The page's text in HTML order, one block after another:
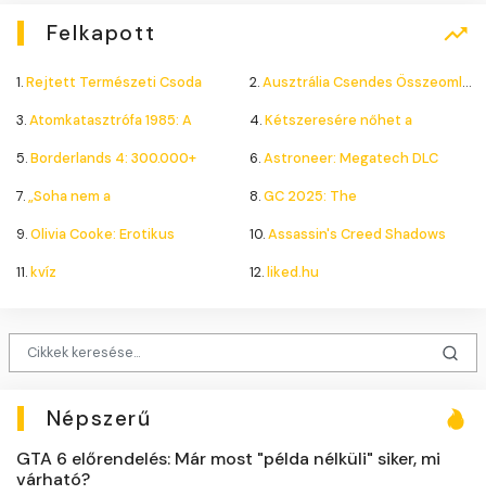
Felkapott
1.Rejtett Természeti Csoda 2.Ausztrália Csendes Összeomlása
3.Atomkatasztrófa 1985: A 4.Kétszeresére nőhet a
5.Borderlands 4: 300.000+ 6.Astroneer: Megatech DLC
7.„Soha nem a 8.GC 2025: The
9.Olivia Cooke: Erotikus 10.Assassin's Creed Shadows
11.kvíz 12.liked.hu
Népszerű
GTA 6 előrendelés: Már most "példa nélküli" siker, mi
várható?